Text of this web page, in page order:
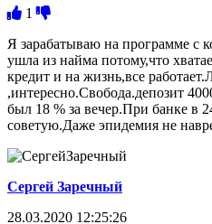
1
Я зарабатываю на программе с
ушла из найма потому,что
кредит и на жизнь,все
,интересно.Свобода.депозит
был 18 % за вечер.При банке в
советую.Даже эпидемия не
Сергей Заречный
28.03.2020 12:25:26